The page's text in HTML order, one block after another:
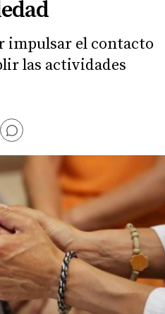
impulsar el contacto
las actividades